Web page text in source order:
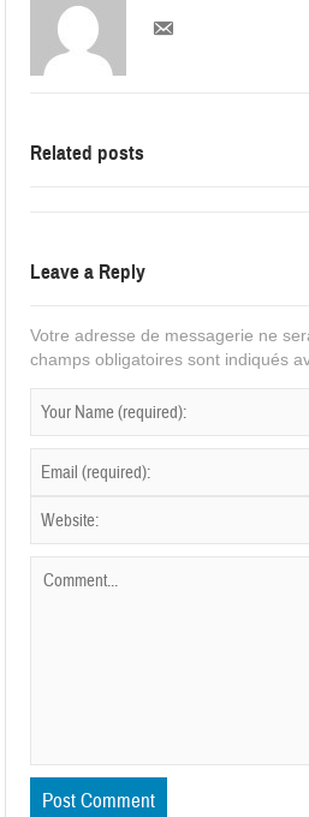
Related posts
Leave a Reply
Votre adresse de messagerie ne
champs obligatoires sont indiqués